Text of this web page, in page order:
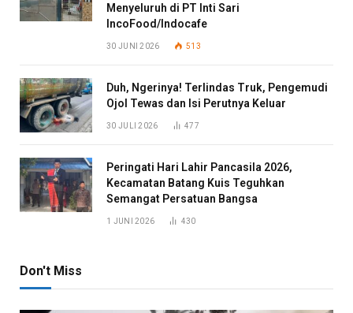
Menyeluruh di PT Inti Sari
IncoFood/Indocafe
30 JUNI 2026 513
Duh, Ngerinya! Terlindas Truk, Pengemudi
Ojol Tewas dan Isi Perutnya Keluar
30 JULI 2026 477
Peringati Hari Lahir Pancasila 2026,
Kecamatan Batang Kuis Teguhkan
Semangat Persatuan Bangsa
1 JUNI 2026 430
Don't Miss